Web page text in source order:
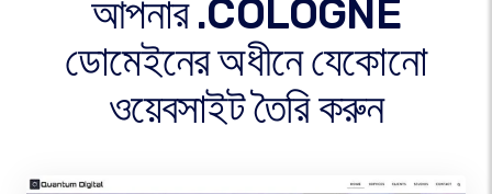
আপনার .COLOGNE
ডোমেইনের অধীনে যেকোনো
ওয়েবসাইট তৈরি করুন